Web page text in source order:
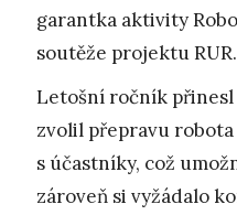
garantka aktivity
soutěže projektu RUR.
Letošní ročník
zvolil přepravu
s účastníky, což
zároveň si vyžádalo